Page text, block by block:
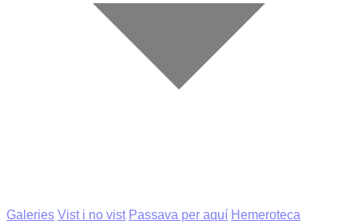
Galeries Vist i no vist Passava per aquí Hemeroteca